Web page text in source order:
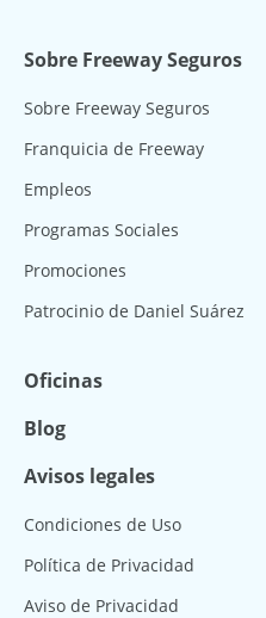
Sobre Freeway Seguros
Sobre Freeway Seguros
Franquicia de Freeway
Empleos
Programas Sociales
Promociones
Patrocinio de Daniel Suárez
Oficinas
Blog
Avisos legales
Condiciones de Uso
Política de Privacidad
Aviso de Privacidad